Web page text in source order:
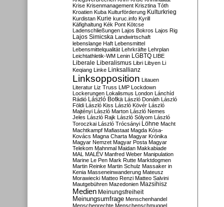
Krise Krisenmanagement Krisztina Tóth
Kroatien Kuba Kulturförderung Kulturkrieg
Kurdistan Kurie kuruc.info Kyrill
Käfighaltung Kék Pont Kötcse
Ladenschließungen Lajos Bokros Lajos Rig
Lajos Simicska Landwirtschaft
lebenslange Haft Lebensmittel
Lebensmittelqualität Lehrkräfte Lehrplan
Leichtathletik-WM Lenin LGBTQ LIBE
Liberale Liberalismus Libri Libyen Li
Keqiang Linke Linksallianz
Linksopposition Litauen
Literatur Liz Truss LMP Lockdown
Lockerungen Lokalismus London Lánchíd
Rádió
László Botka László Donáth László
Földi László Kiss László Kövér László
Majtényi László Marton László Nemes
Jeles László Rajk László Sólyom László
Toroczkai László Trócsányi Löhne Macht
Machtkampf Mafiastaat Magda Kósa-
Kovács Magna Charta Magyar Krónika
Magyar Nemzet Magyar Posta Magyar
Telekom Mahnmal Maidan Makkabiade
MAL MALÉV Manfred Weber Manipulation
Marine Le Pen Mark Rutte Marktdogmen
Martin Reinke Martin Schulz Massaker in
Kenia Masseneinwanderung Mateusz
Morawiecki Matteo Renzi Matteo Salvini
Mautgebühren Mazedonien Mazsihisz
Medien Meinungsfreiheit
Meinungsumfrage Menschenhandel
Menschenrechte Menschenschmuggel